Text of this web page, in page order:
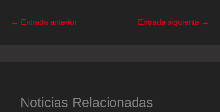
← Entrada anterior Entrada siguiente →
Noticias Relacionadas